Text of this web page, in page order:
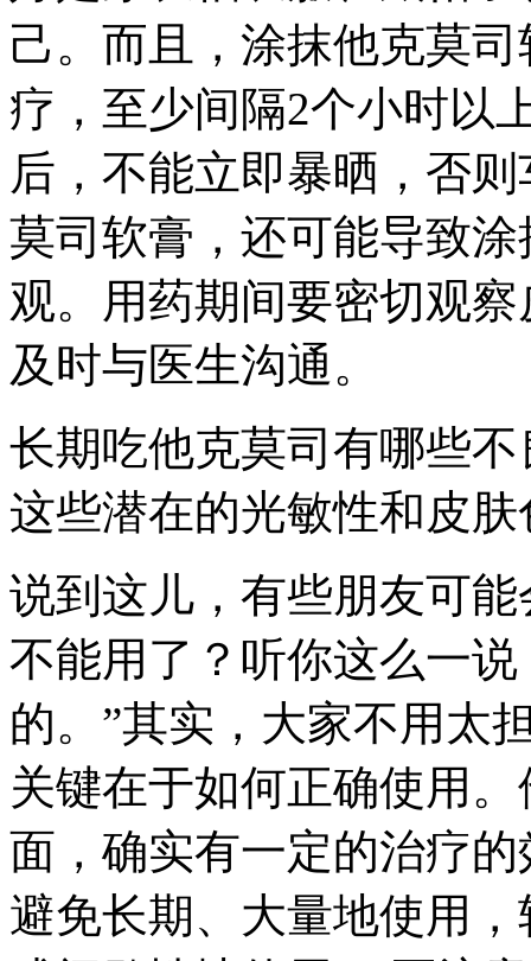
己。而且，涂抹他克莫
疗，至少间隔2个小时以
后，不能立即暴晒，否
莫司软膏，还可能导致
观。用药期间要密切观
及时与医生沟通。
长期吃他克莫司有哪些
这些潜在的光敏性和皮
说到这儿，有些朋友可
不能用了？听你这么一
的。”其实，大家不用太
关键在于如何正确使用
面，确实有一定的治疗
避免长期、大量地使用